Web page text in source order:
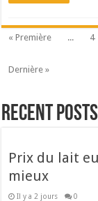
« Première ... 4
Dernière »
Recent Posts
Prix du lait
mieux
Il y a 2 jours 0